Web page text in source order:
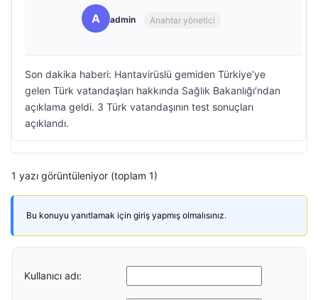
A admin Anahtar yönetici
Son dakika haberi: Hantavirüslü gemiden Türkiye’ye
gelen Türk vatandaşları hakkında Sağlık Bakanlığı’ndan
açıklama geldi. 3 Türk vatandaşının test sonuçları
açıklandı.
1 yazı görüntüleniyor (toplam 1)
Bu konuyu yanıtlamak için giriş yapmış olmalısınız.
Kullanıcı adı: